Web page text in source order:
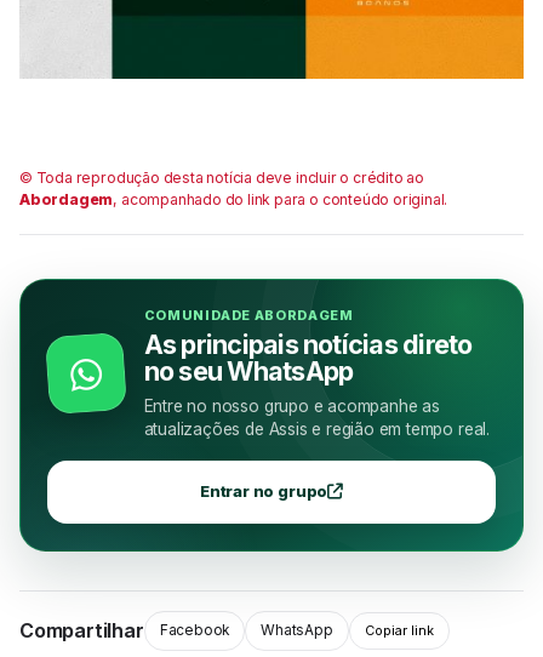
© Toda reprodução desta notícia deve incluir o crédito ao
Abordagem, acompanhado do link para o conteúdo original.
COMUNIDADE ABORDAGEM
As principais notícias direto
no seu WhatsApp
Entre no nosso grupo e acompanhe as
atualizações de Assis e região em tempo real.
Entrar no grupo
Compartilhar Facebook WhatsApp Copiar link